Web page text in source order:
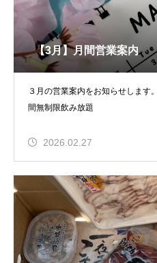
【3月】月間営業案内
３月の営業案内をお知らせします。 1(日) 2(月) 3(火) 雛祭り女性時
間無制限飲み放題
2026.02.27